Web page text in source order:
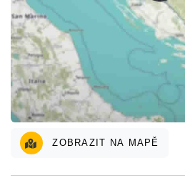
ZOBRAZIT NA MAPĚ